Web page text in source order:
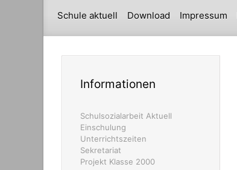
Schule aktuell Download Impressum
Informationen
Schulsozialarbeit Aktuell
Einschulung
Unterrichtszeiten
Sekretariat
Projekt Klasse 2000